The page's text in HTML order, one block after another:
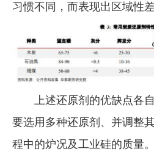
习惯不同，而表现出区域性差
上述还原剂的优缺点各
要选用多种还原剂、并调整
程中的炉况及工业硅的质量。